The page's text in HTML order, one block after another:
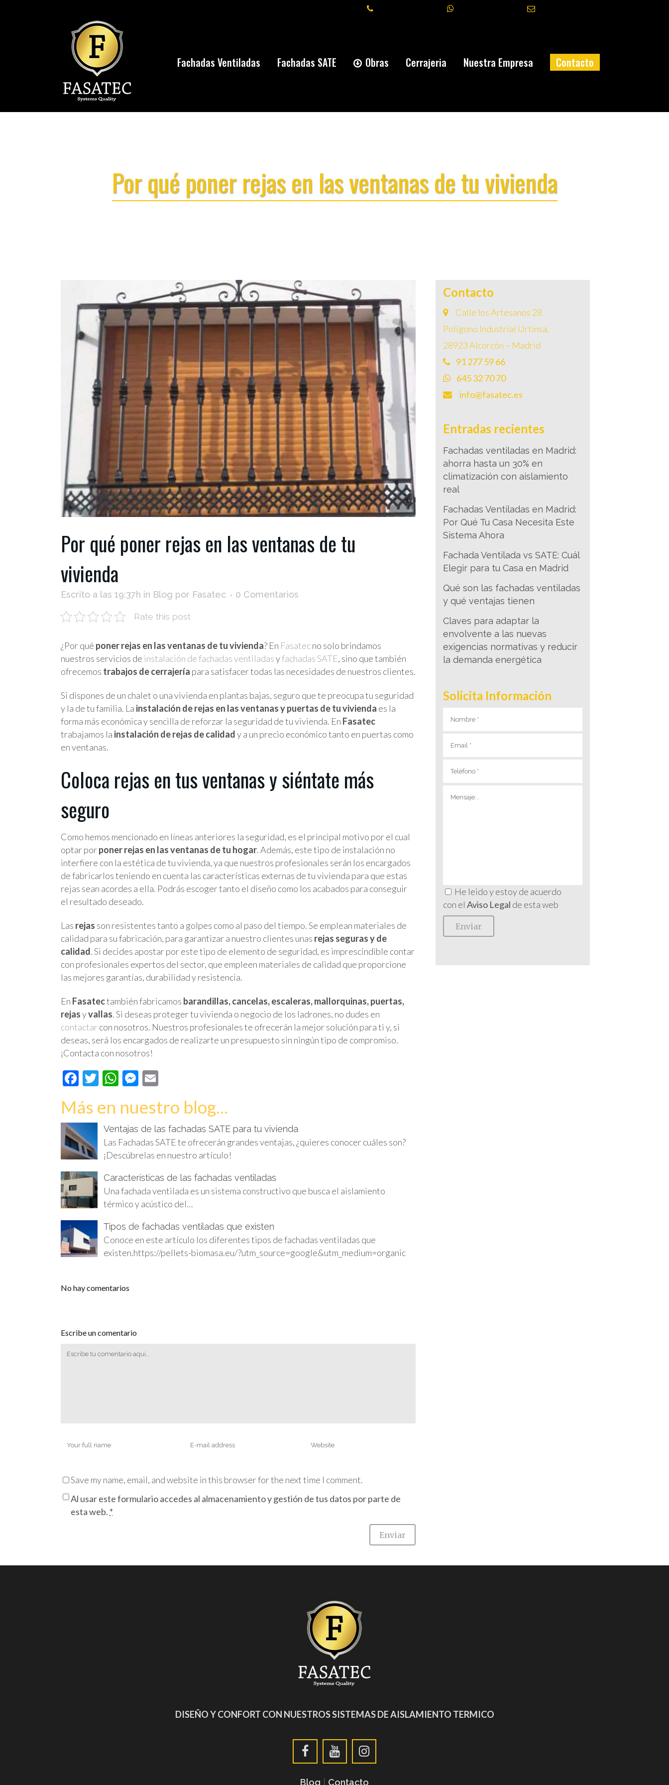
Fachadas Ventiladas Fachadas SATE Obras Cerrajeria Nuestra Empresa Contacto
Por qué poner rejas en las ventanas de tu vivienda
Por qué poner rejas en las ventanas de tu
vivienda
Escrito a las 19:37h in Blog por Fasatec 0 Comentarios
Rate this post
¿Por qué poner rejas en las ventanas de tu vivienda? En Fasatecno solo brindamos
nuestros servicios de instalación de fachadas ventiladasyfachadas SATE, sino que también
ofrecemos trabajos de cerrajería para satisfacer todas las necesidades de nuestros clientes.
Si dispones de un chalet o una vivienda en plantas bajas, seguro que te preocupa tu seguridad
y la de tu familia. La instalación de rejas en las ventanas y puertas de tu vivienda es la
forma más económica y sencilla de reforzar la seguridad de tu vivienda. En Fasatec
trabajamos la instalación de rejas de calidady a un precio económico tanto en puertas como
en ventanas.
Coloca rejas en tus ventanas y siéntate más
seguro
Como hemos mencionado en líneas anteriores la seguridad, es el principal motivo por el cual
optar porponer rejas en las ventanas de tu hogar. Además, este tipo de instalación no
interfiere con la estética de tu vivienda, ya que nuestros profesionales serán los encargados
de fabricarlos teniendo en cuenta las características externas de tu vivienda para que estas
rejas sean acordes a ella. Podrás escoger tanto el diseño como los acabados para conseguir
el resultado deseado.
Las rejas son resistentes tanto a golpes como al paso del tiempo. Se emplean materiales de
calidad para su fabricación, para garantizar a nuestro clientes unas rejas seguras y de
calidad. Si decides apostar por este tipo de elemento de seguridad, es imprescindible contar
con profesionales expertos del sector, que empleen materiales de calidad que proporcione
las mejores garantías, durabilidad y resistencia.
En Fasatectambién fabricamos barandillas, cancelas, escaleras, mallorquinas, puertas,
rejasyvallas. Si deseas proteger tu vivienda o negocio de los ladrones, no dudes en
contactar con nosotros. Nuestros profesionales te ofrecerán la mejor solución para ti y, si
deseas, será los encargados de realizarte un presupuesto sin ningún tipo de compromiso.
¡Contacta con nosotros!
Facebook
Twitter
WhatsApp
Messenger
Más en nuestro blog...
Ventajas de las fachadas SATE para tu vivienda
Las Fachadas SATE te ofrecerán grandes ventajas, ¿quieres conocer cuáles son?
¡Descúbrelas en nuestro artículo!
Características de las fachadas ventiladas
Una fachada ventilada es un sistema constructivo que busca el aislamiento
térmico y acústico del…
Tipos de fachadas ventiladas que existen
Conoce en este artículo los diferentes tipos de fachadas ventiladas que
existen.https://pellets-biomasa.eu/?utm_source=google&utm_medium=organic
No hay comentarios
Escribe un comentario
Save my name, email, and website in this browser for the next time I comment.
Al usar este formulario accedes al almacenamiento y gestión de tus datos por parte de
esta web. *
Contacto
Calle los Artesanos 28
Polígono Industrial Urtinsa.
28923 Alcorcón – Madrid
91 277 59 66
645 32 70 70
info@fasatec.es
Entradas recientes
Fachadas ventiladas en Madrid:
ahorra hasta un 30% en
climatización con aislamiento
real
Fachadas Ventiladas en Madrid:
Por Qué Tu Casa Necesita Este
Sistema Ahora
Fachada Ventilada vs SATE: Cuál
Elegir para tu Casa en Madrid
Qué son las fachadas ventiladas
y qué ventajas tienen
Claves para adaptar la
envolvente a las nuevas
exigencias normativas y reducir
la demanda energética
Solicita Información
He leido y estoy de acuerdo
con elAviso Legal de esta web
DISEÑO Y CONFORT CON NUESTROS SISTEMAS DE AISLAMIENTO TERMICO
Blog Contacto